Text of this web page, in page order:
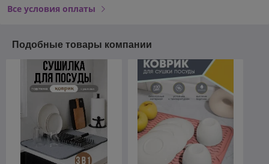
Все условия оплаты
Подобные товары компании